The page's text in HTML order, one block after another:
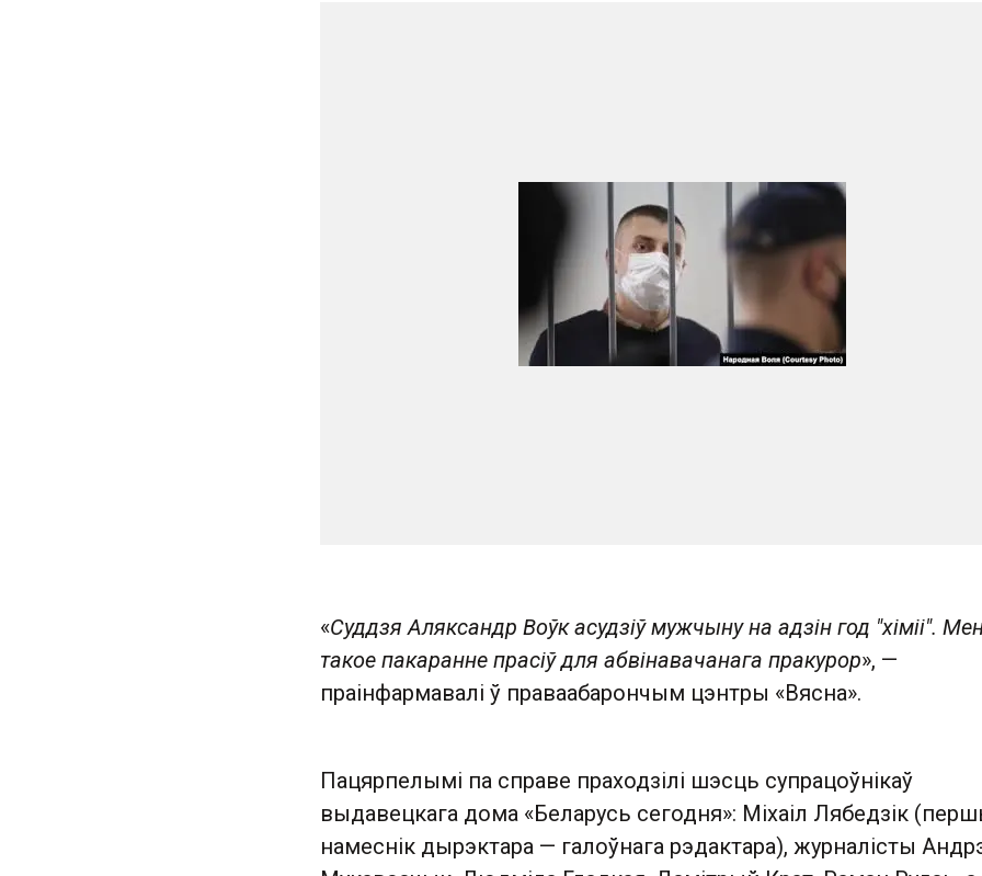
«Суддзя Аляксандр Воўк асудзіў мужчыну на адзін год "хіміі".
такое пакаранне прасіў для абвінавачанага пракурор», —
праінфармавалі ў праваабарончым цэнтры «Вясна».
Пацярпелымі па справе праходзілі шэсць супрацоўнікаў
выдавецкага дома «Беларусь сегодня»: Міхаіл Лябедзік
намеснік дырэктара — галоўнага рэдактара), журналісты